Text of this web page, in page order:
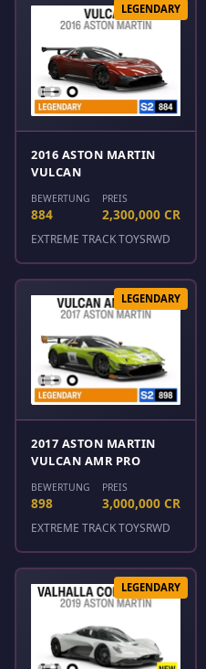
LEGENDARY
2016 ASTON MARTIN
VULCAN
BEWERTUNG
884
PREIS
2,300,000 CR
EXTREME TRACK TOYSRWD
LEGENDARY
2017 ASTON MARTIN
VULCAN AMR PRO
BEWERTUNG
898
PREIS
3,000,000 CR
EXTREME TRACK TOYSRWD
LEGENDARY